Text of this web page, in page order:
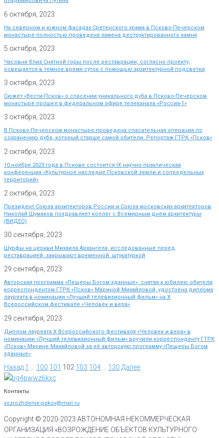
6 октября, 2023
На северном и южном фасадах Сретенского храма в Псково-Печерском
монастыре полностью проведена замена деструктированного камня
5 октября, 2023
Часовня близ Снятной горы после реставрации, согласно проекту,
освещается в темное время суток с помощью архитектурной подсветки
3 октября, 2023
Сюжет «Вести-Псков» о спасении уникального дуба в Псково-Печерском
монастыре прошел в федеральном эфире телеканала «Россия-1»
3 октября, 2023
В Псково-Печерском монастыре проведена спасательная операция по
сохранению дуба, который старше самой обители. Репортаж ГТРК «Псков»
2 октября, 2023
10 ноября 2023 года в Пскове состоится IX научно-практическая
конференция «Культурное наследие Псковской земли и сопредельных
территорий»
2 октября, 2023
Президент Союза архитекторов России и Союза московских архитекторов
Николай Шумаков поздравляет коллег с Всемирным днём архитектуры
(ВИДЕО)
30 сентября, 2023
Шурфы на церкви Михаила Архангела, исследованные перед
реставрацией, закрывают временной штукатуркой
29 сентября, 2023
Авторская программа «Пещеры Богом зданные», снятая к юбилею обители
корреспондентом ГТРК «Псков» Мариной Михайловой, удостоена диплома
лауреата в номинации «Лучший телевизионный фильм» на Х
Всероссийском фестивале «Человек и вера»
29 сентября, 2023
Диплом лауреата X Всероссийского фестиваля «Человек и вера» в
номинации «Лучший телевизионный фильм» вручили корреспонденту ГТРК
«Псков» Марине Михайловой за её авторскую программу «Пещеры Богом
зданные»
Назад 1 100 101 102 103 104 130 Далее
Контакты
vozrozhdenie-pskov@mail.ru
Copyright © 2020-2023 АВТОНОМНАЯ НЕКОММЕРЧЕСКАЯ
ОРГАНИЗАЦИЯ «ВОЗРОЖДЕНИЕ ОБЪЕКТОВ КУЛЬТУРНОГО